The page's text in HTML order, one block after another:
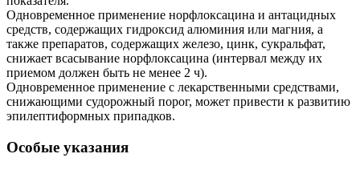
Одновременное применение норфлоксацина и антацидных
средств, содержащих гидроксид алюминия или магния, а
также препаратов, содержащих железо, цинк, сукральфат,
снижает всасывание норфлоксацина (интервал между их
приемом должен быть не менее 2 ч).
Одновременное применение с лекарственными средствами,
снижающими судорожный порог, может привести к развитию
эпилептиформных припадков.
Особые указания